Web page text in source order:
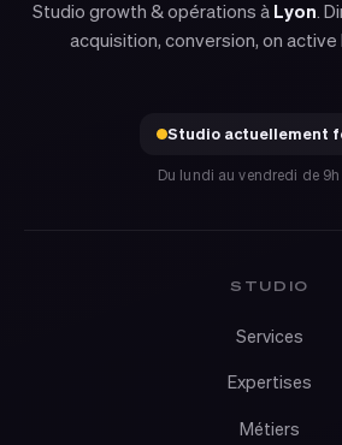
Studio growth & opérations à Lyon.
acquisition, conversion, on active
Studio actuellement
Du lundi au vendredi de 9h
STUDIO
Services
Expertises
Métiers